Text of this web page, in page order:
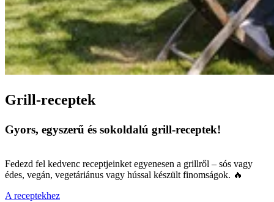
Grill-receptek
Gyors, egyszerű és sokoldalú grill-receptek!
Fedezd fel kedvenc receptjeinket egyenesen a grillről – sós vagy
édes, vegán, vegetáriánus vagy hússal készült finomságok. 🔥
A receptekhez